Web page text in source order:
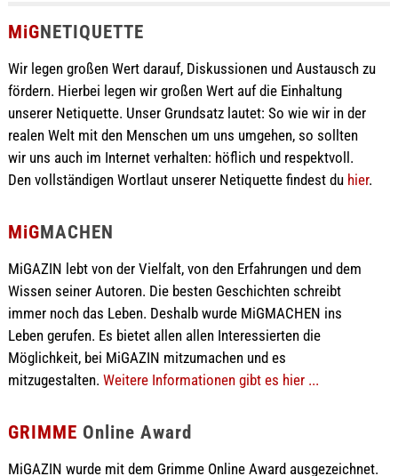
MiGNETIQUETTE
Wir legen großen Wert darauf, Diskussionen und Austausch zu
fördern. Hierbei legen wir großen Wert auf die Einhaltung
unserer Netiquette. Unser Grundsatz lautet: So wie wir in der
realen Welt mit den Menschen um uns umgehen, so sollten
wir uns auch im Internet verhalten: höflich und respektvoll.
Den vollständigen Wortlaut unserer Netiquette findest du hier.
MiGMACHEN
MiGAZIN lebt von der Vielfalt, von den Erfahrungen und dem
Wissen seiner Autoren. Die besten Geschichten schreibt
immer noch das Leben. Deshalb wurde MiGMACHEN ins
Leben gerufen. Es bietet allen allen Interessierten die
Möglichkeit, bei MiGAZIN mitzumachen und es
mitzugestalten. Weitere Informationen gibt es hier ...
GRIMME Online Award
MiGAZIN wurde mit dem Grimme Online Award ausgezeichnet.